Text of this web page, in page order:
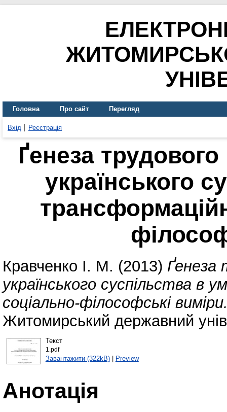
Головна Про сайт Перегляд
Вхід Реєстрація
Ґенеза
українського
Кравченко І. М. (2013) Ґенеза
українського суспільства в
соціально-філософські
Житомирський державний
Текст
1.pdf
Завантажити (322kB)| Preview
Анотація